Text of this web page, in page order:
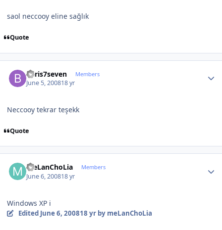
saol neccooy eline sağlık
Quote
baris7seven Members
June 5, 200818 yr
Neccooy tekrar teşekk
Quote
meLanChoLia Members
June 6, 200818 yr
Windows XP i
Edited June 6, 200818 yrby meLanChoLia